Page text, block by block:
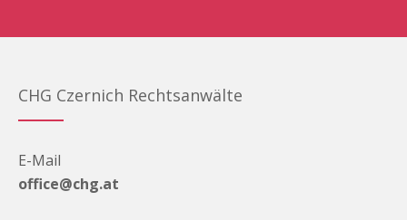
CHG Czernich Rechtsanwälte
E-Mail
office@chg.at